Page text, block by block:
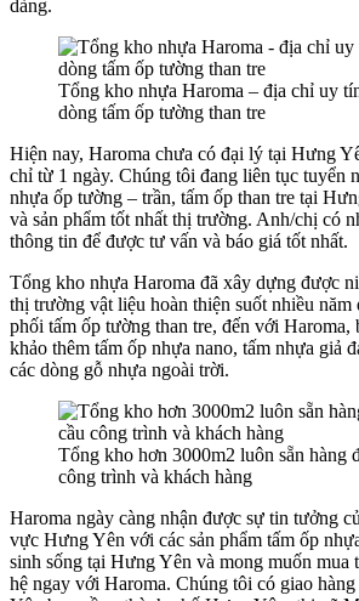
dàng.
Tổng kho nhựa Haroma – địa chỉ uy
dòng tấm ốp tường than tre
Hiện nay, Haroma chưa có đại lý tại Hưng
chỉ từ 1 ngày. Chúng tôi đang liên tục tuyển
nhựa ốp tường – trần, tấm ốp than tre tại
và sản phẩm tốt nhất thị trường. Anh/chị có
thông tin để được tư vấn và báo giá tốt nhất.
Tổng kho nhựa Haroma đã xây dựng được
thị trường vật liệu hoàn thiện suốt nhiều
phối tấm ốp tường than tre, đến với Haroma,
khảo thêm tấm ốp nhựa nano, tấm nhựa giả
các dòng gỗ nhựa ngoài trời.
Tổng kho hơn 3000m2 luôn sẵn hàng
công trình và khách hàng
Haroma ngày càng nhận được sự tin tưởng
vực Hưng Yên với các sản phẩm tấm ốp
sinh sống tại Hưng Yên và mong muốn mua
hệ ngay với Haroma. Chúng tôi có giao